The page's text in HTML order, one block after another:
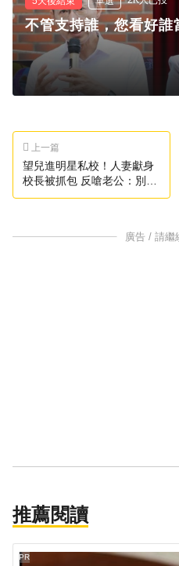
不管支持誰，您看好誰
上一篇
望兒進明星私校！人妻獻身
校長被抓包 反嗆老公：別幼
稚
廣告 / 請繼
推薦閱讀
PR